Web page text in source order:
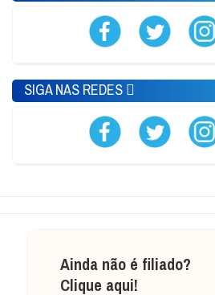
SIGA NAS REDES
Ainda não é filiado?
Clique aqui!